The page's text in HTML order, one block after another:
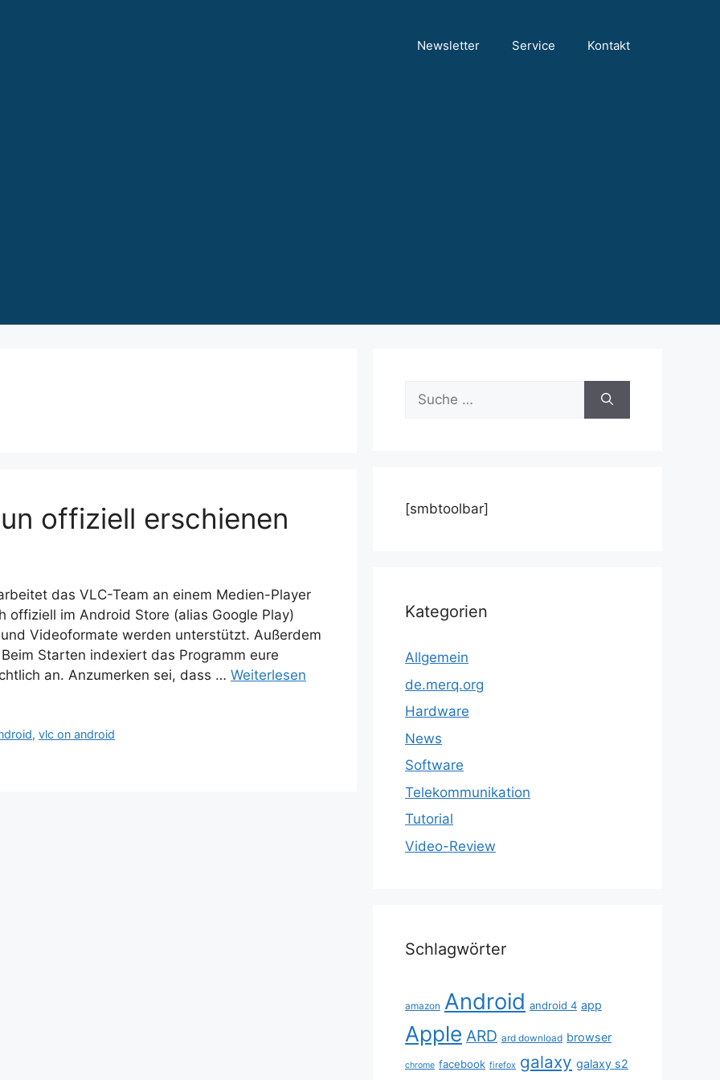
Newsletter Service Kontakt
offiziell erschienen
das VLC-Team an einem Medien-Player
offiziell im Android Store (alias Google Play)
Videoformate werden unterstützt. Außerdem
Starten indexiert das Programm eure
an. Anzumerken sei, dass … Weiterlesen
,vlc on android
Suche
nach:
[smbtoolbar]
Kategorien
Allgemein
de.merq.org
Hardware
News
Software
Telekommunikation
Tutorial
Video-Review
Schlagwörter
amazon Android android 4 app
Apple ARD ard download browser
chrome facebook firefox galaxy galaxy s2